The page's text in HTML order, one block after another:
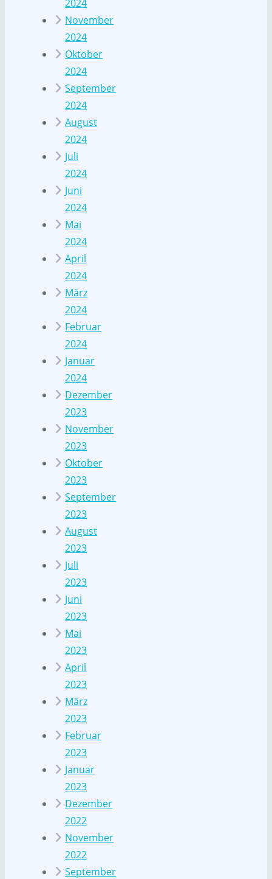
2024
November
2024
Oktober
2024
September
2024
August
2024
Juli
2024
Juni
2024
Mai
2024
April
2024
März
2024
Februar
2024
Januar
2024
Dezember
2023
November
2023
Oktober
2023
September
2023
August
2023
Juli
2023
Juni
2023
Mai
2023
April
2023
März
2023
Februar
2023
Januar
2023
Dezember
2022
November
2022
September